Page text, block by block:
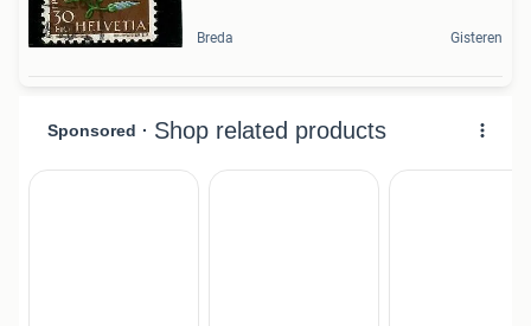
Breda Gisteren